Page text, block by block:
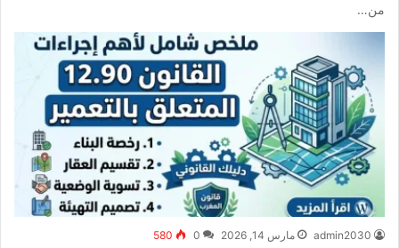
من…
admin2030 مارس 14, 2026 0
580